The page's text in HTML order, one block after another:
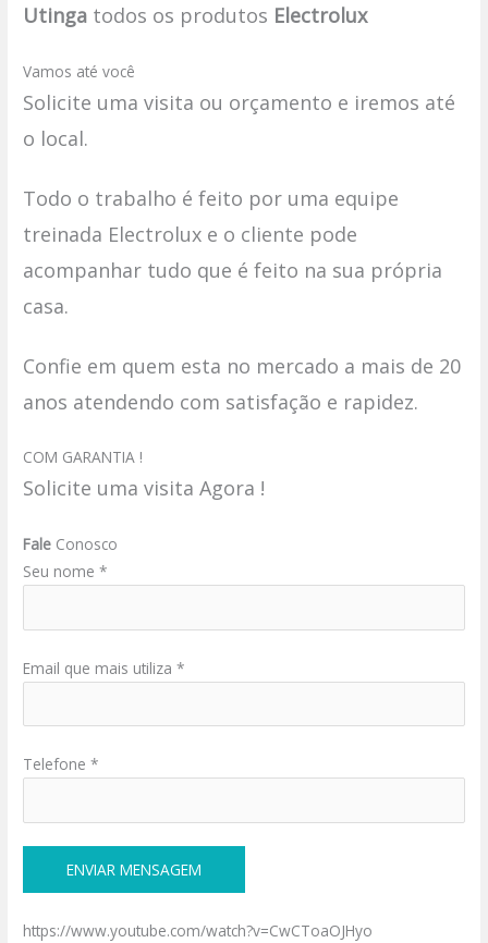
Utinga todos os produtos Electrolux
Vamos até você
Solicite uma visita ou orçamento e iremos até
o local.
Todo o trabalho é feito por uma equipe
treinada Electrolux e o cliente pode
acompanhar tudo que é feito na sua própria
casa.
Confie em quem esta no mercado a mais de 20
anos atendendo com satisfação e rapidez.
COM GARANTIA !
Solicite uma visita Agora !
Fale Conosco
Seu nome *
Email que mais utiliza *
Telefone *
https://www.youtube.com/watch?v=CwCToaOJHyo